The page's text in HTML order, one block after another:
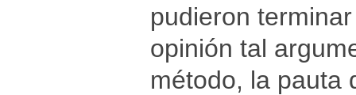
pudieron
opinión tal
método, la pauta